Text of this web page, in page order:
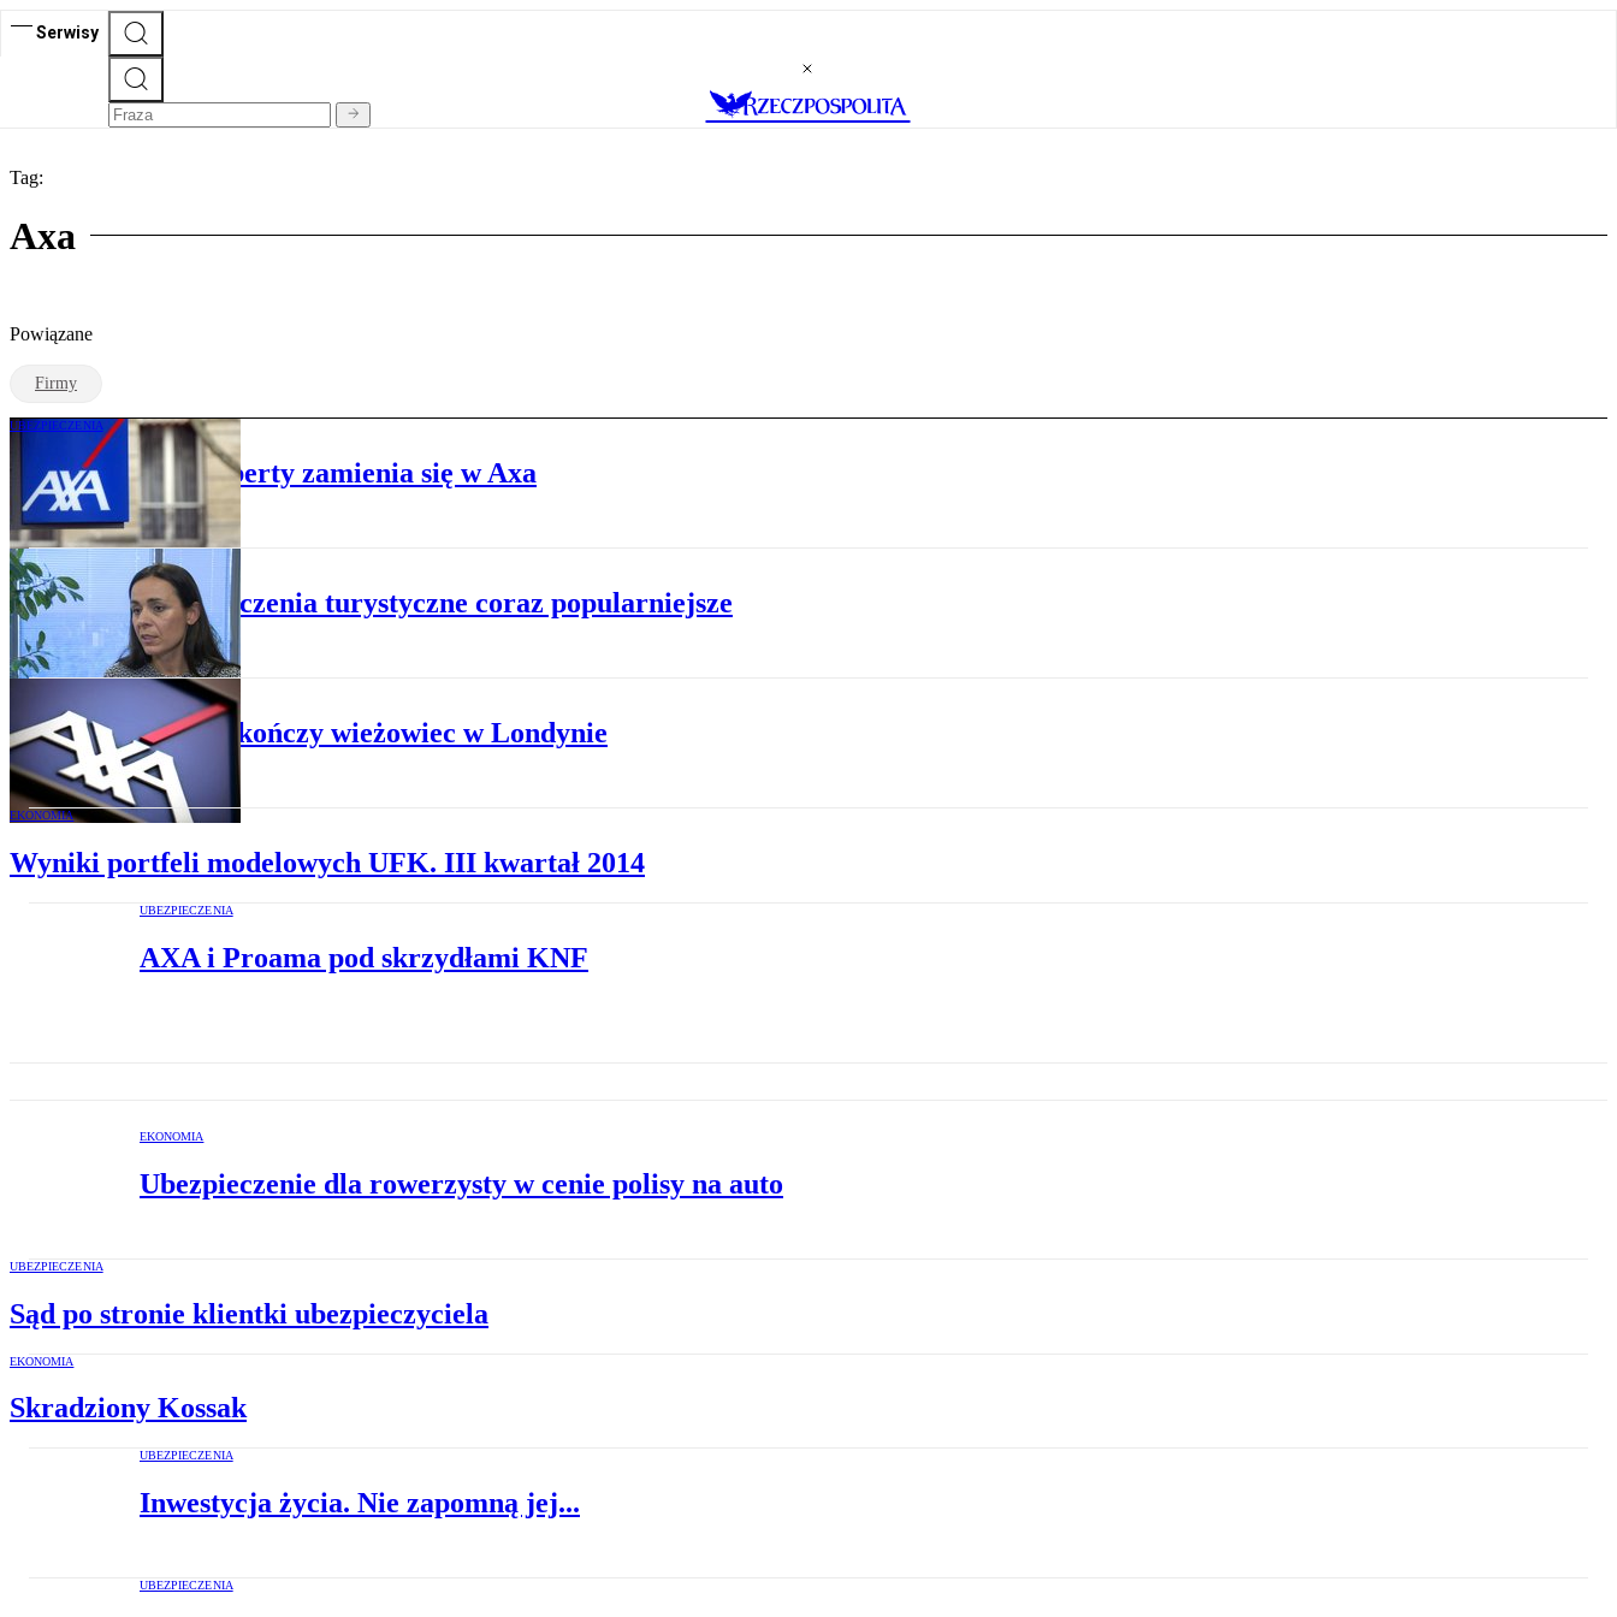
Serwisy
Tag:
Axa
Powiązane
Firmy
UBEZPIECZENIA
Ubezpieczyciel Liberty zamienia się w Axa
TURYSTYKA
Ubezpieczenia turystyczne coraz popularniejsze
FINANSE
AXA dokończy wieżowiec w Londynie
EKONOMIA
Wyniki portfeli modelowych UFK. III kwartał 2014
UBEZPIECZENIA
AXA i Proama pod skrzydłami KNF
EKONOMIA
Ubezpieczenie dla rowerzysty w cenie polisy na auto
UBEZPIECZENIA
Sąd po stronie klientki ubezpieczyciela
EKONOMIA
Skradziony Kossak
UBEZPIECZENIA
Inwestycja życia. Nie zapomną jej...
UBEZPIECZENIA